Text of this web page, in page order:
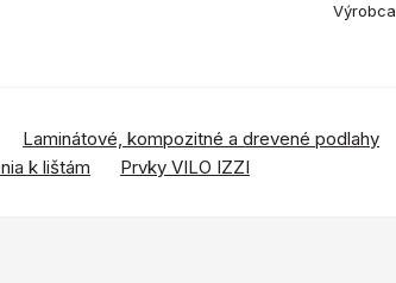
Výrobca
Laminátové, kompozitné a drevené podlahy
k lištám
Prvky VILO IZZI